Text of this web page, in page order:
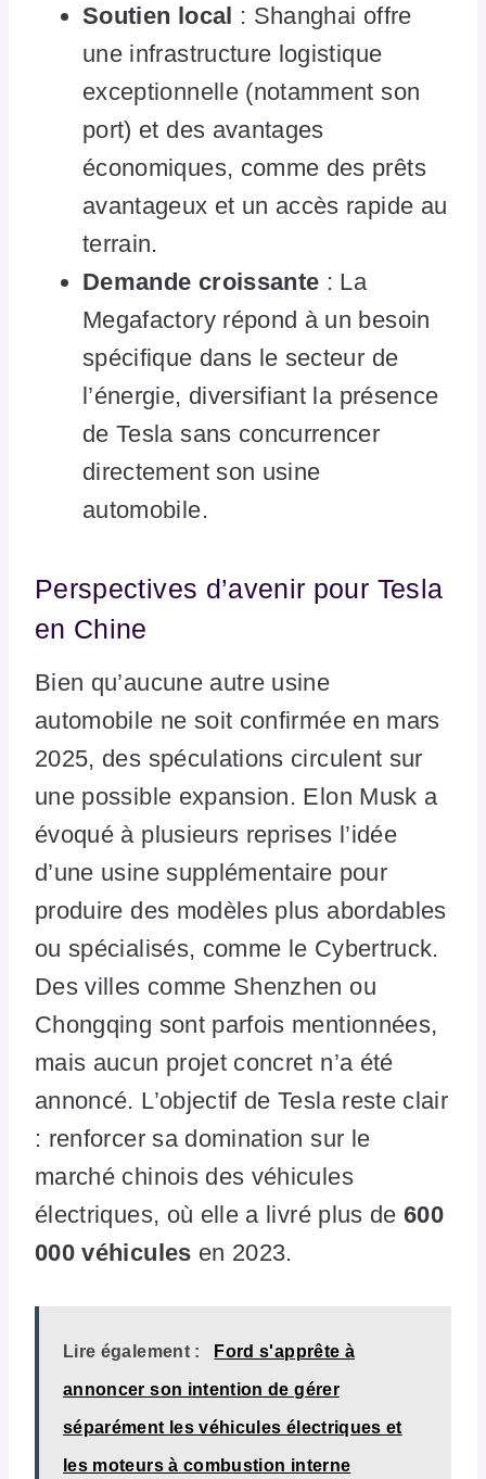
Soutien local : Shanghai offre
une infrastructure logistique
exceptionnelle (notamment son
port) et des avantages
économiques, comme des prêts
avantageux et un accès rapide au
terrain.
Demande croissante : La
Megafactory répond à un besoin
spécifique dans le secteur de
l’énergie, diversifiant la présence
de Tesla sans concurrencer
directement son usine
automobile.
Perspectives d’avenir pour Tesla
en Chine
Bien qu’aucune autre usine
automobile ne soit confirmée en mars
2025, des spéculations circulent sur
une possible expansion. Elon Musk a
évoqué à plusieurs reprises l’idée
d’une usine supplémentaire pour
produire des modèles plus abordables
ou spécialisés, comme le Cybertruck.
Des villes comme Shenzhen ou
Chongqing sont parfois mentionnées,
mais aucun projet concret n’a été
annoncé. L’objectif de Tesla reste clair
: renforcer sa domination sur le
marché chinois des véhicules
électriques, où elle a livré plus de600
000 véhicules en 2023.
Lire également : Ford s'apprête à
annoncer son intention de gérer
séparément les véhicules électriques et
les moteurs à combustion interne